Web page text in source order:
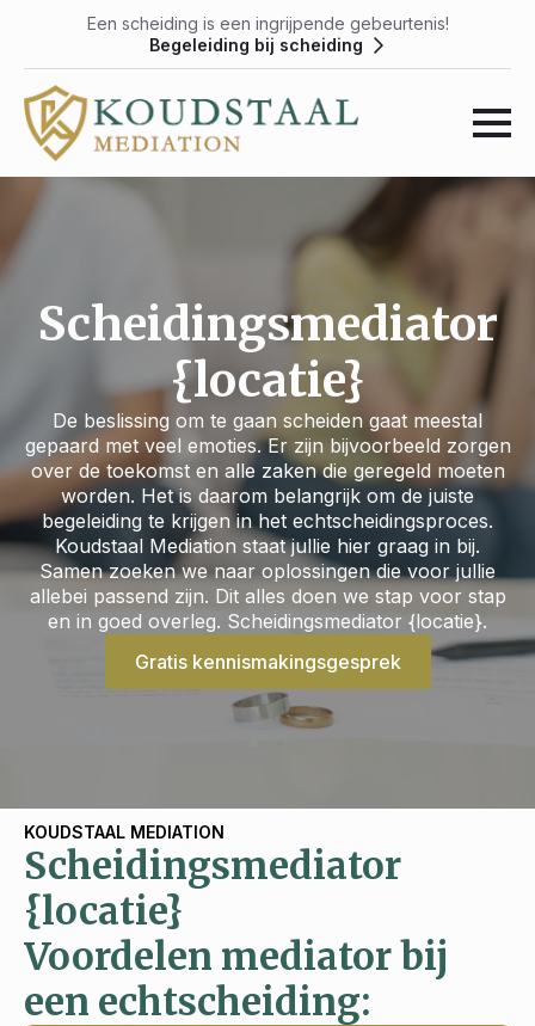
Een scheiding is een ingrijpende gebeurtenis!
Begeleiding bij scheiding
Scheidingsmediator
{locatie}
De beslissing om te gaan scheiden gaat meestal
gepaard met veel emoties. Er zijn bijvoorbeeld zorgen
over de toekomst en alle zaken die geregeld moeten
worden. Het is daarom belangrijk om de juiste
begeleiding te krijgen in het echtscheidingsproces.
Koudstaal Mediation staat jullie hier graag in bij.
Samen zoeken we naar oplossingen die voor jullie
allebei passend zijn. Dit alles doen we stap voor stap
en in goed overleg. Scheidingsmediator {locatie}.
Gratis kennismakingsgesprek
KOUDSTAAL MEDIATION
Scheidingsmediator
{locatie}
Voordelen mediator bij
een echtscheiding: